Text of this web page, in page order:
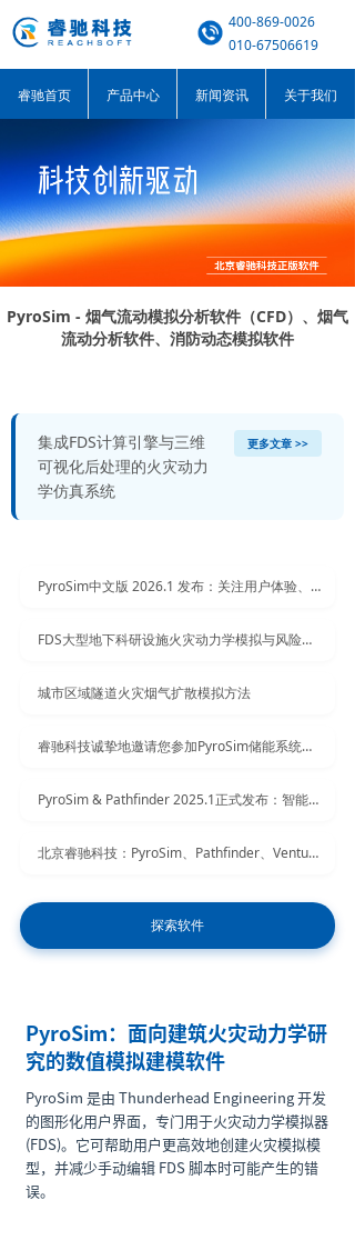
400-869-0026
010-67506619
睿驰首页 产品中心 新闻资讯 关于我们
PyroSim - 烟气流动模拟分析软件（CFD）、烟气
流动分析软件、消防动态模拟软件
集成FDS计算引擎与三维
可视化后处理的火灾动力
学仿真系统
更多文章 >>
PyroSim中文版 2026.1 发布：关注用户体验、结果处理
FDS大型地下科研设施火灾动力学模拟与风险评估
城市区域隧道火灾烟气扩散模拟方法
睿驰科技诚挚地邀请您参加PyroSim储能系统仿真模拟网络研讨会
PyroSim & Pathfinder 2025.1正式发布：智能网格优化与蒙特卡洛分析新升级
北京睿驰科技：PyroSim、Pathfinder、Ventus消防软件2025年1月1日起涨价
探索软件
PyroSim：面向建筑火灾动力学研
究的数值模拟建模软件
PyroSim 是由 Thunderhead Engineering 开发
的图形化用户界面，专门用于火灾动力学模拟器
(FDS)。它可帮助用户更高效地创建火灾模拟模
型，并减少手动编辑 FDS 脚本时可能产生的错
误。